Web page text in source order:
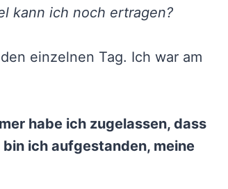
kann ich noch ertragen?
einzelnen Tag. Ich war am
habe ich zugelassen, dass
ich aufgestanden, meine